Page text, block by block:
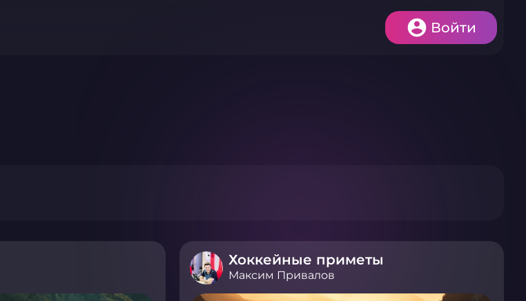
Войти
Хоккейные приметы
Максим Привалов